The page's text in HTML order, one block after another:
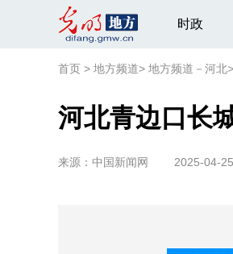
时政
首页 > 地方频道> 地方频道－河北>
河北青边口长
来源： 中国新闻网 2025-04-